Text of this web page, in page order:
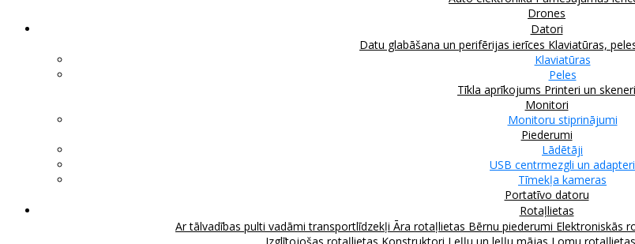
Drones
Datori
Datu glabāšana un perifērijas ierīces Klaviatūras,
Klaviatūras
Peles
Tīkla aprīkojums Printeri un skeneri
Monitori
Monitoru stiprinājumi
Piederumi
Lādētāji
USB centrmezgli un adapteri
Tīmekļa kameras
Portatīvo datoru
Rotaļlietas
Ar tālvadības pulti vadāmi transportlīdzekļi Āra rotaļlietas Bērnu piederumi Elektroniskās
Izglītojošas rotaļlietas Konstruktori Leļļu un leļļu mājas Lomu rotaļlietas